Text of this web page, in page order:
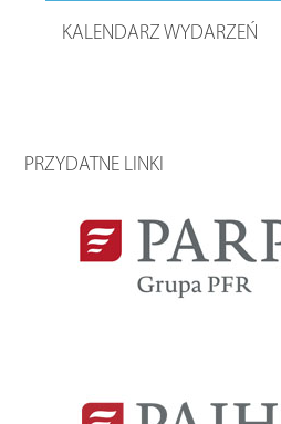
KALENDARZ WYDARZEŃ
PRZYDATNE LINKI